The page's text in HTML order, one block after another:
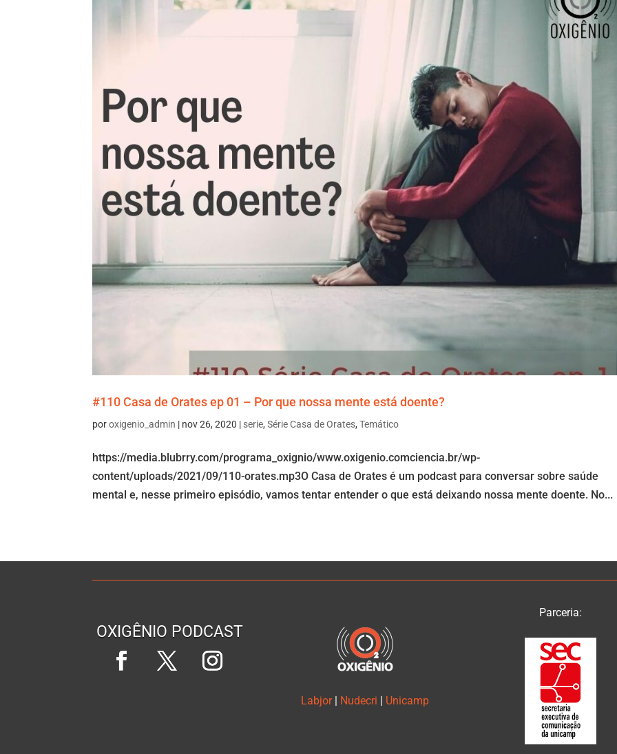
#110 Casa de Orates ep 01 – Por que nossa mente está doente?
poroxigenio_admin | nov 26, 2020 | serie,Série Casa de Orates,Temático
https://media.blubrry.com/programa_oxignio/www.oxigenio.comciencia.br/wp-
content/uploads/2021/09/110-orates.mp3O Casa de Orates é um podcast para conversar sobre saúde
mental e, nesse primeiro episódio, vamos tentar entender o que está deixando nossa mente doente. No...
OXIGÊNIO PODCAST
Labjor Nudecri Unicamp
Parceria: